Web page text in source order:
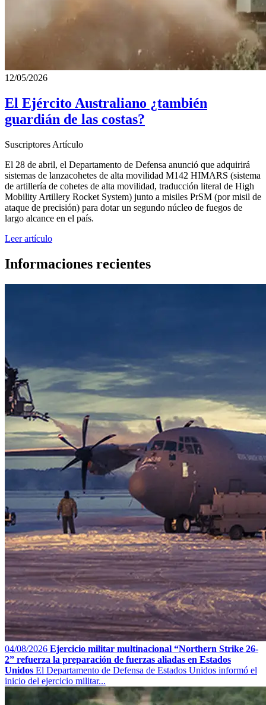
12/05/2026
El Ejército Australiano ¿también
guardián de las costas?
Suscriptores Artículo
El 28 de abril, el Departamento de Defensa anunció que adquirirá
sistemas de lanzacohetes de alta movilidad M142 HIMARS (sistema
de artillería de cohetes de alta movilidad, traducción literal de High
Mobility Artillery Rocket System) junto a misiles PrSM (por misil de
ataque de precisión) para dotar un segundo núcleo de fuegos de
largo alcance en el país.
Leer artículo
Informaciones recientes
04/08/2026 Ejercicio militar multinacional “Northern Strike 26-
2” refuerza la preparación de fuerzas aliadas en Estados
Unidos El Departamento de Defensa de Estados Unidos informó el
inicio del ejercicio militar...